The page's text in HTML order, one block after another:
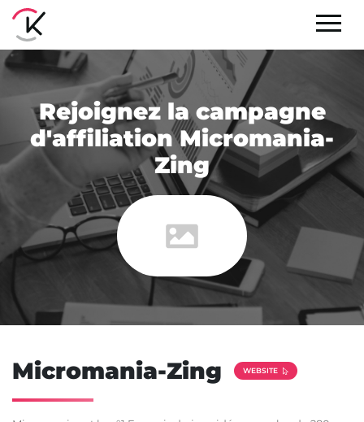
Rejoignez la campagne
d'affiliation Micromania-
Zing
Micromania-Zing WEBSITE